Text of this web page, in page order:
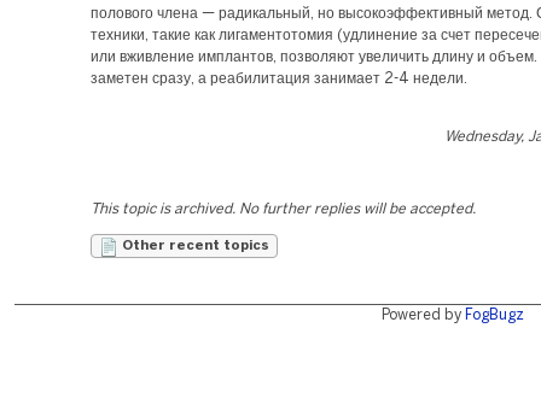
полового члена — радикальный, но высокоэффективный метод.
техники, такие как лигаментотомия (удлинение за счет
или вживление имплантов, позволяют увеличить длину и объем.
заметен сразу, а реабилитация занимает 2-4 недели.
Wednesday,
This topic is archived. No further replies will be accepted.
Other recent topics
Powered by FogBugz